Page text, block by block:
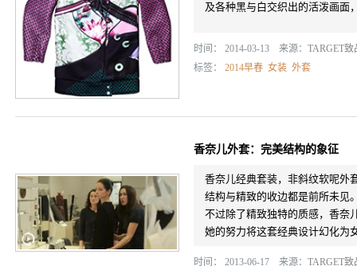
及各种黑与白交织出的活泼画面
时间： 2014-03-13 来源： TARGET致
标签： 2014早春 女装 外套
香奈儿外套：完美结构的象征
香奈儿经典套装，非斜纹软呢外
结构与精致的收边都是前所未见
不过除了精致独特的质感，香奈
她的努力将这套经典设计幻化为
时间： 2013-06-17 来源： TARGET致